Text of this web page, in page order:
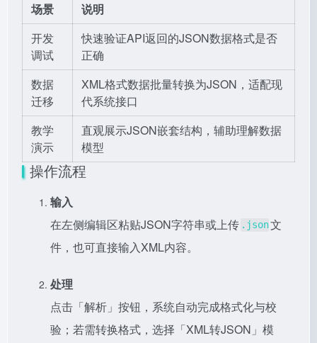
场景
说明
开发
调试
快速验证API返回的JSON数据格式是否
正确
数据
迁移
XML格式数据批量转换为JSON，适配现
代系统接口
教学
演示
直观展示JSON嵌套结构，辅助理解数据
模型
操作流程
输入
在左侧编辑区粘贴JSON字符串或上传 .json文
件，也可直接输入XML内容。
处理
点击「解析」按钮，系统自动完成格式化与校
验；若需转换格式，选择「XML转JSON」模